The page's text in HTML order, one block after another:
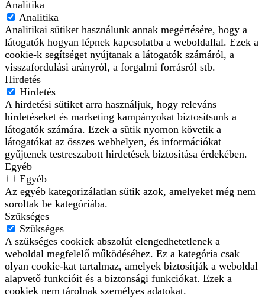
Analitika
Analitika
Analitikai sütiket használunk annak megértésére, hogy a
látogatók hogyan lépnek kapcsolatba a weboldallal. Ezek a
cookie-k segítséget nyújtanak a látogatók számáról, a
visszafordulási arányról, a forgalmi forrásról stb.
Hirdetés
Hirdetés
A hirdetési sütiket arra használjuk, hogy releváns
hirdetéseket és marketing kampányokat biztosítsunk a
látogatók számára. Ezek a sütik nyomon követik a
látogatókat az összes webhelyen, és információkat
gyűjtenek testreszabott hirdetések biztosítása érdekében.
Egyéb
Egyéb
Az egyéb kategorizálatlan sütik azok, amelyeket még nem
soroltak be kategóriába.
Szükséges
Szükséges
A szükséges cookiek abszolút elengedhetetlenek a
weboldal megfelelő működéséhez. Ez a kategória csak
olyan cookie-kat tartalmaz, amelyek biztosítják a weboldal
alapvető funkcióit és a biztonsági funkciókat. Ezek a
cookiek nem tárolnak személyes adatokat.